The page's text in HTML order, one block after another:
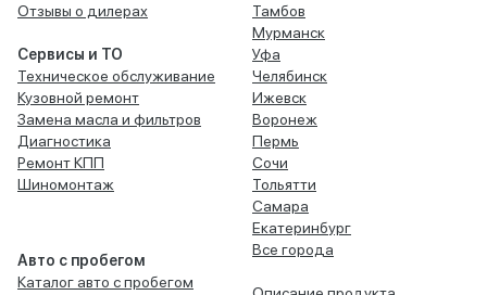
Отзывы о дилерах
Сервисы и ТО
Техническое обслуживание
Кузовной ремонт
Замена масла и фильтров
Диагностика
Ремонт КПП
Шиномонтаж
Авто с пробегом
Каталог авто с пробегом
Тамбов
Мурманск
Уфа
Челябинск
Ижевск
Воронеж
Пермь
Сочи
Тольятти
Самара
Екатеринбург
Все города